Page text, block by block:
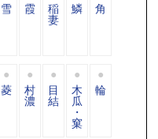
雪 霞 稲
妻
鱗 角
菱 村
濃
目
結
木
瓜
・
窠
輪